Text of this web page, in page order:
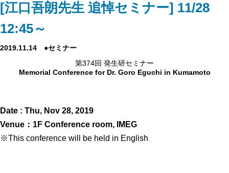
パンフレット
研究不正防止対策
災害対策
男女共同参画事業
[江口吾朗先生 追悼セミナー] 11/28
12:45～
2019.11.14 ●セミナー
第374回 発生研セミナー
Memorial Conference for Dr. Goro Eguchi in Kumamoto
Date : Thu, Nov 28, 2019
Venue：1F Conference room, IMEG
※This conference will be held in English